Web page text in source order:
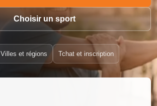
Choisir un sport
Villes et régions Tchat et inscription